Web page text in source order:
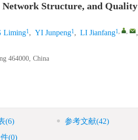
Structure, and Quality
Liming1, YI Junpeng1, LI Jianfang1, ,
,
464000, China
(6) 参考文献(42)
(0)